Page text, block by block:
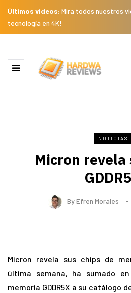
Últimos videos: Mira todos nuestros
tecnología en 4K!
NOTICIAS
Micron revela
ByEfren Morales
Micron revela sus chips de
última semana, ha sumado
memoria GDDR5X a su catálogo